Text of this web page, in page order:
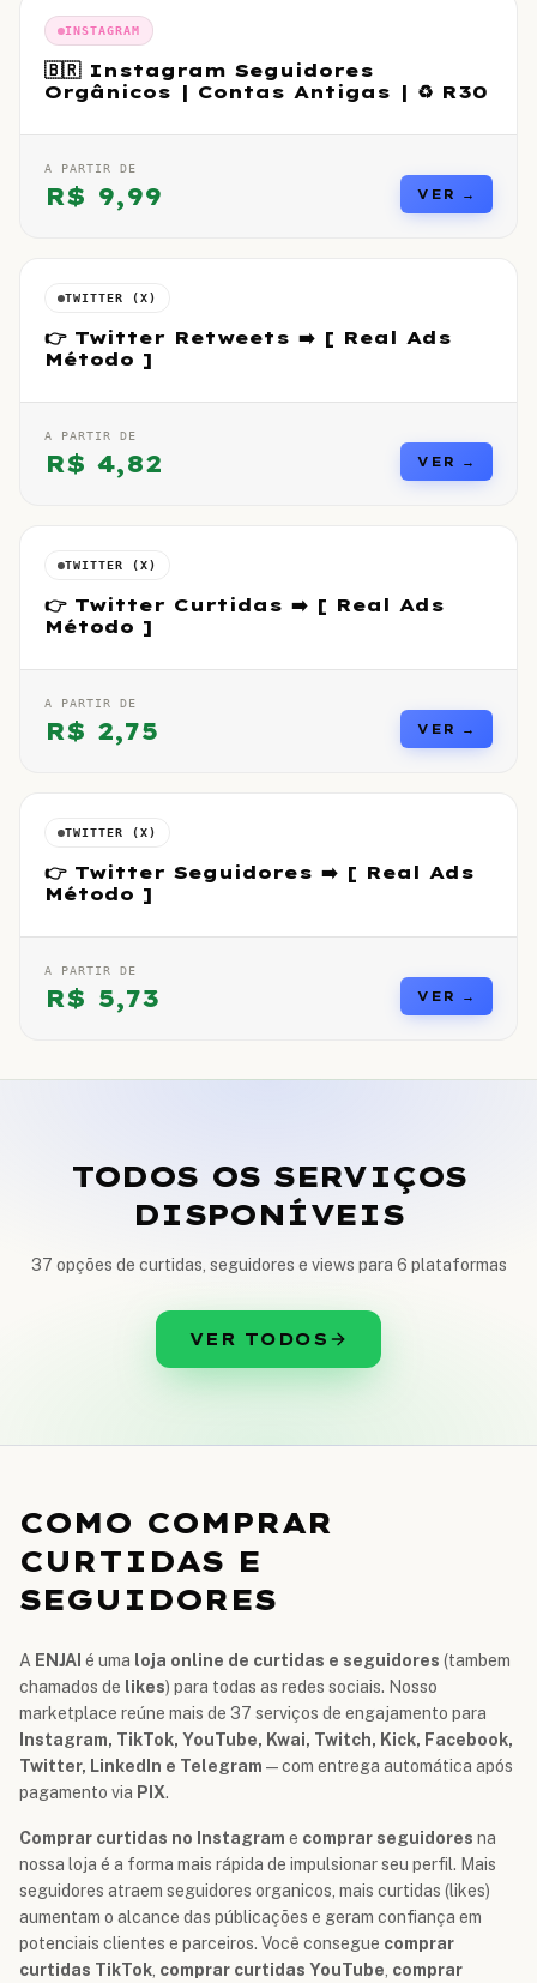
INSTAGRAM
🇧🇷 Instagram Seguidores
Orgânicos | Contas Antigas | ♻️ R30
A PARTIR DE
R$ 9,99 VER →
TWITTER (X)
👉 Twitter Retweets ➡️ [ Real Ads
Método ]
A PARTIR DE
R$ 4,82 VER →
TWITTER (X)
👉 Twitter Curtidas ➡️ [ Real Ads
Método ]
A PARTIR DE
R$ 2,75 VER →
TWITTER (X)
👉 Twitter Seguidores ➡️ [ Real Ads
Método ]
A PARTIR DE
R$ 5,73 VER →
TODOS OS SERVIÇOS
DISPONÍVEIS
37 opções de curtidas, seguidores e views para 6 plataformas
VER TODOS
COMO COMPRAR
CURTIDAS E
SEGUIDORES
A ENJAI é uma loja online de curtidas e seguidores (tambem
chamados de likes) para todas as redes sociais. Nosso
marketplace reúne mais de 37 serviços de engajamento para
Instagram, TikTok, YouTube, Kwai, Twitch, Kick, Facebook,
Twitter, LinkedIn e Telegram — com entrega automática após
pagamento via PIX.
Comprar curtidas no Instagram e comprar seguidores na
nossa loja é a forma mais rápida de impulsionar seu perfil. Mais
seguidores atraem seguidores organicos, mais curtidas (likes)
aumentam o alcance das públicações e geram confiança em
potenciais clientes e parceiros. Você consegue comprar
curtidas TikTok comprar curtidas YouTube comprar